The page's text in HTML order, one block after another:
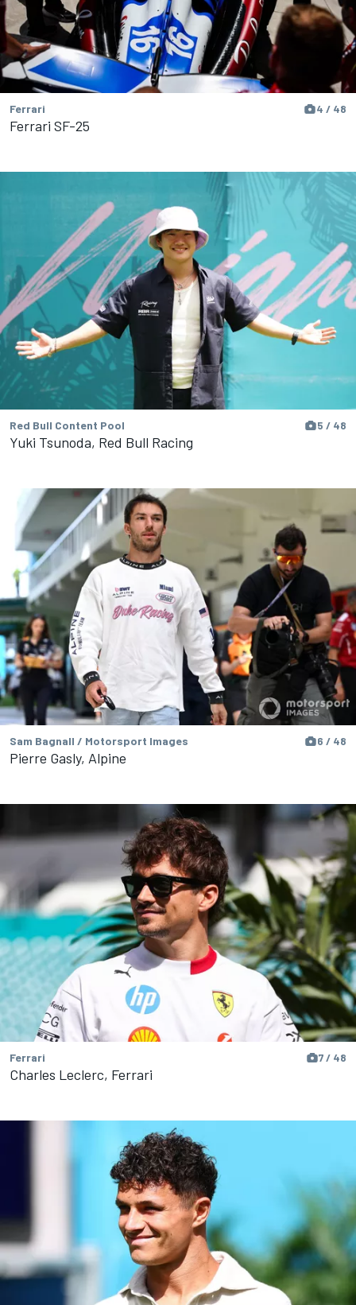
Ferrari 4 / 48
Ferrari SF-25
Red Bull Content Pool 5 / 48
Yuki Tsunoda, Red Bull Racing
Sam Bagnall / Motorsport Images 6 / 48
Pierre Gasly, Alpine
Ferrari 7 / 48
Charles Leclerc, Ferrari